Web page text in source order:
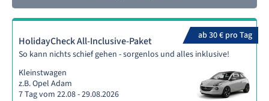
ab 30 € pro Tag
HolidayCheck All-Inclusive-Paket
So kann nichts schief gehen - sorgenlos und alles inklusive!
Kleinstwagen
z.B. Opel Adam
7 Tag vom 22.08 - 29.08.2026